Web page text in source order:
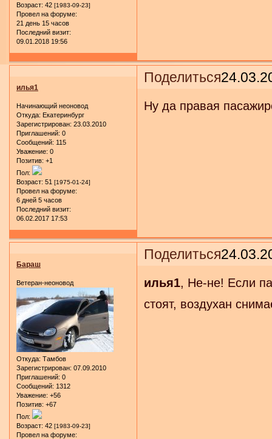
Возраст: 42 [1983-09-23]
Провел на форуме:
21 день 15 часов
Последний визит:
09.01.2018 19:56
Поделиться
илья1
Начинающий неоновод
Откуда: Екатеринбург
Зарегистрирован: 23.03.2010
Приглашений: 0
Сообщений: 115
Уважение: 0
Позитив: +1
Пол:
Возраст: 51 [1975-01-24]
Провел на форуме:
6 дней 5 часов
Последний визит:
06.02.2017 17:53
Ну да правая
Поделиться
Бараш
Ветеран-неоновод
Откуда: Тамбов
Зарегистрирован: 07.09.2010
Приглашений: 0
Сообщений: 1312
Уважение: +56
Позитив: +67
Пол:
Возраст: 42 [1983-09-23]
Провел на форуме:
илья1, Не-не! Если
стоят, воздухан